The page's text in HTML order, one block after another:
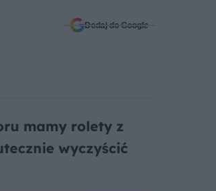
Dodaj do Google
mamy rolety z
wyczyścić